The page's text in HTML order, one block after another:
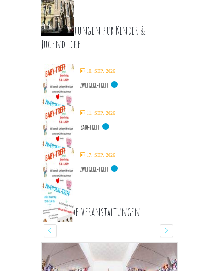
Veranstaltungen für Kinder &
Jugendliche
10. SEP. 2026
ZWERGERL-TREFF
11. SEP. 2026
BABY-TREFF
17. SEP. 2026
ZWERGERL-TREFF
Kommende Veranstaltungen